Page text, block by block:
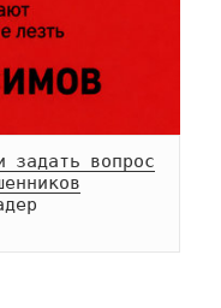
задать вопрос